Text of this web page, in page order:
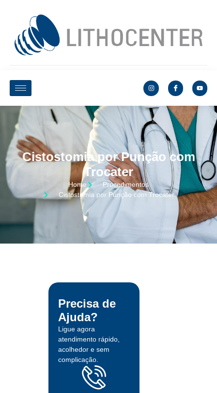
Cistostomia por Punção com
Trocater
Home
Procedimentos
Cistostomia por Punção com Trocater
Precisa de
Ajuda?
Ligue agora
atendimento rápido,
acolhedor e sem
complicação.